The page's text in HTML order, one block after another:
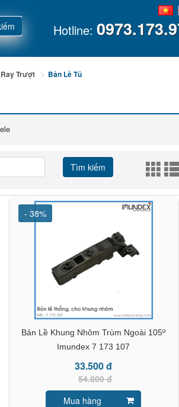
Hotline:
Trượt Bản Lề Tủ
Tìm kiếm
- 38%
Bản Lề Khung Nhôm Trùm Ngoài 105º
Imundex 7 173 107
33.500 đ
54.800 đ
Mua hàng